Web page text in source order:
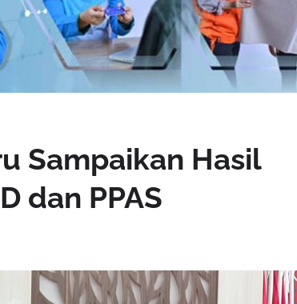
Sampaikan Hasil
dan PPAS